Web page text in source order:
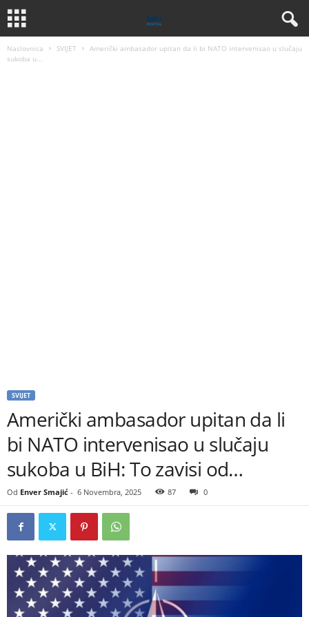
Naslovnica SVIJET
Američki ambasador upitan da li bi NATO intervenisao u slučaju
sukoba u...
SVIJET
Američki ambasador upitan da li
bi NATO intervenisao u slučaju
sukoba u BiH: To zavisi od…
Od Enver Smajić - 6 Novembra, 2025 87 0